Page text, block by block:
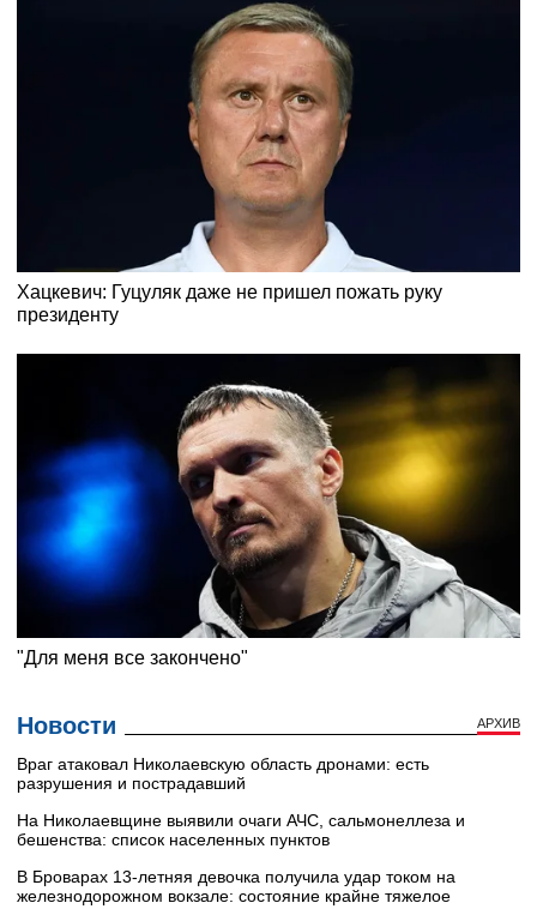
Новости АРХИВ
Враг атаковал Николаевскую область дронами: есть
разрушения и пострадавший
На Николаевщине выявили очаги АЧС, сальмонеллеза и
бешенства: список населенных пунктов
В Броварах 13-летняя девочка получила удар током на
железнодорожном вокзале: состояние крайне тяжелое